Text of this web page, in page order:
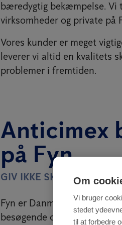
bæredygtig bekæmpelse. Vi
virksomheder og private på
Vores kunder er meget
leverer vi altid en kvalitets
problemer i fremtiden.
Anticimex
på Fyn
GIV IKKE SKADEDYRENE
Fyn er Danmarks
besøgende opdager en
Om
Vi bruger
stedet
til at forbedre